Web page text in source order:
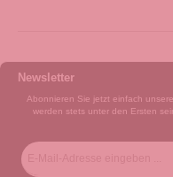
Newsletter
Abonnieren Sie jetzt einfach
werden stets unter den Ersten